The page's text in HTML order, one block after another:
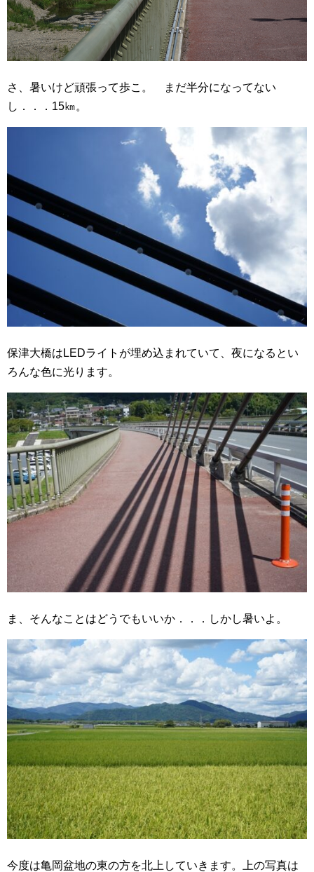
さ、暑いけど頑張って歩こ。 まだ半分になってない
し．．．15㎞。
保津大橋はLEDライトが埋め込まれていて、夜になるとい
ろんな色に光ります。
ま、そんなことはどうでもいいか．．．しかし暑いよ。
今度は亀岡盆地の東の方を北上していきます。上の写真は